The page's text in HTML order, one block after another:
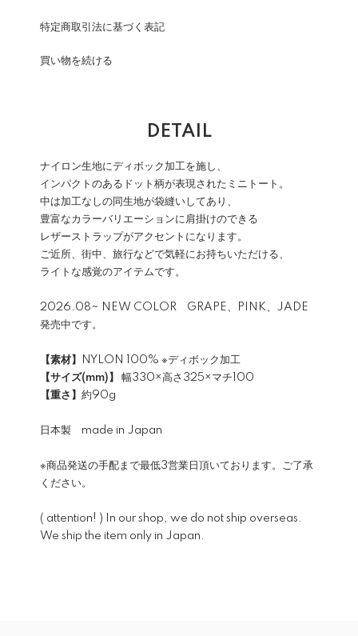
特定商取引法に基づく表記
買い物を続ける
DETAIL
ナイロン生地にディボック加工を施し、
インパクトのあるドット柄が表現されたミニトート。
中は加工なしの同生地が袋縫いしてあり、
豊富なカラーバリエーションに肩掛けのできる
レザーストラップがアクセントになります。
ご近所、街中、旅行などで気軽にお持ちいただける、
ライトな感覚のアイテムです。
2026.08~ NEW COLOR GRAPE、PINK、JADE
発売中です。
【素材】
NYLON 100% ※ディボック加工
【サイズ(mm)】
幅330×高さ325×マチ100
【重さ】 約90g
日本製 made in Japan
※商品発送の手配まで最低3営業日頂いております。ご了承
ください。
( attention! ) In our shop, we do not ship overseas.
We ship the item only in Japan.